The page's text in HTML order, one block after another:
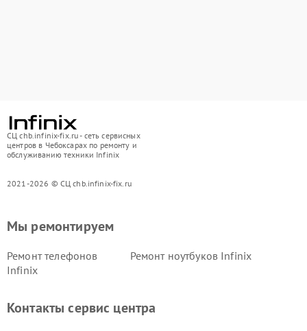
СЦ chb.infinix-fix.ru - сеть сервисных
центров в Чебоксарах по ремонту и
обслуживанию техники Infinix
2021-2026 © СЦ chb.infinix-fix.ru
Мы ремонтируем
Ремонт телефонов
Infinix
Ремонт ноутбуков Infinix
Контакты сервис центра